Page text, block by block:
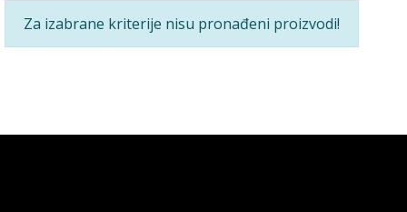
Za izabrane kriterije nisu pronađeni proizvodi!